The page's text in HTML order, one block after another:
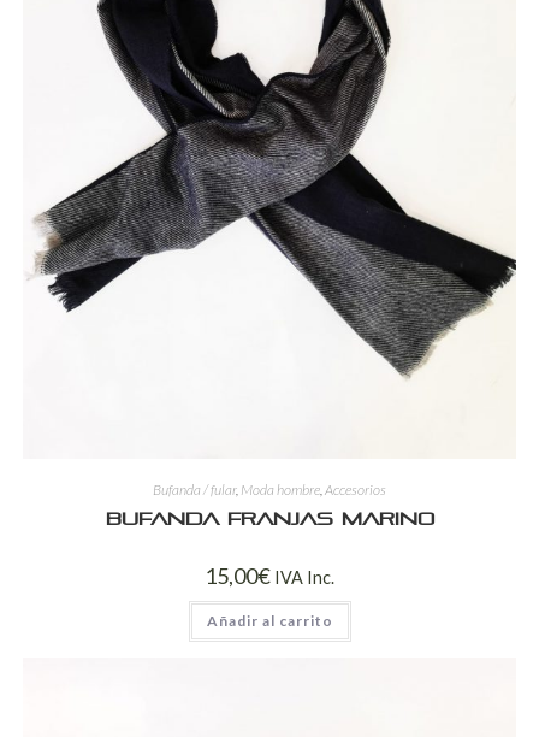
Bufanda / fular, Moda hombre,Accesorios
Bufanda franjas marino
15,00€ IVA Inc.
Añadir al carrito